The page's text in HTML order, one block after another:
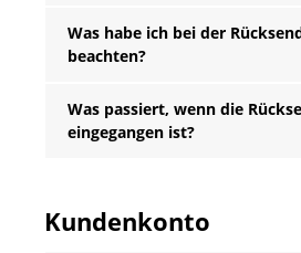
Was habe ich bei der
beachten?
Was passiert, wenn die
eingegangen ist?
Kundenkonto